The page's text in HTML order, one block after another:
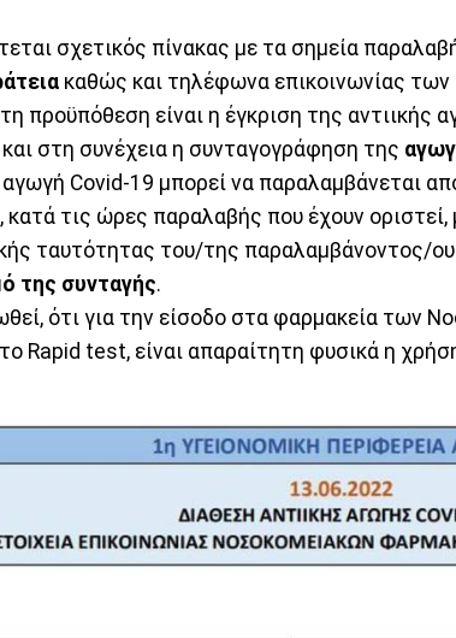
σχετικός πίνακας με τα σημεία
καθώς και τηλέφωνα επικοινωνίας
προϋπόθεση είναι η έγκριση της αντιικής
στη συνέχεια η συνταγογράφηση της
αγωγή Covid-19 μπορεί να παραλαμβάνεται
κατά τις ώρες παραλαβής που έχουν οριστεί,
ταυτότητας του/της παραλαμβάνοντος/
της συνταγής.
ότι για την είσοδο στα φαρμακεία των
Rapid test, είναι απαραίτητη φυσικά η